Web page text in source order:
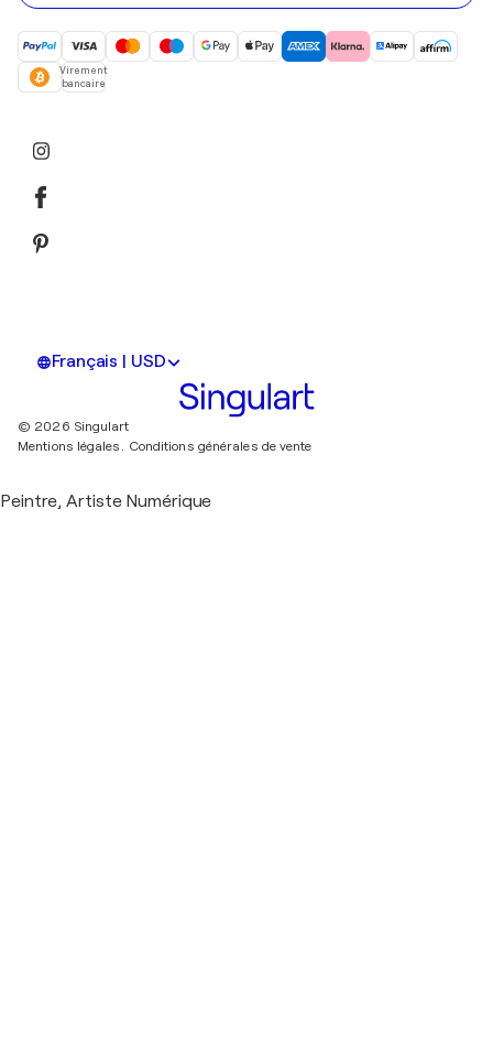
Virement
bancaire
Français | USD
© 2026 Singulart
Mentions légales. Conditions générales de vente
Peintre, Artiste Numérique